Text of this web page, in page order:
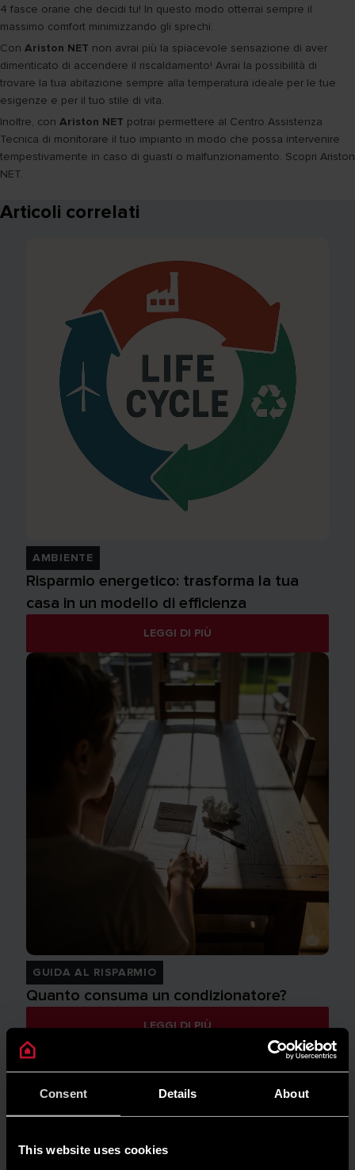
Consent Details About
This website uses cookies
4 fasce orarie che decidi tu! In questo modo otterrai sempre il
massimo comfort minimizzando gli sprechi.
Con Ariston NET non avrai più la spiacevole sensazione di aver
dimenticato di accendere il riscaldamento! Avrai la possibilità di
trovare la tua abitazione sempre alla temperatura ideale per le tue
esigenze e per il tuo stile di vita.
Inoltre, con Ariston NET potrai permettere al Centro Assistenza
Tecnica di monitorare il tuo impianto in modo che possa intervenire
tempestivamente in caso di guasti o malfunzionamento. Scopri Ariston
NET.
Articoli correlati
AMBIENTE
Risparmio energetico: trasforma la tua
casa in un modello di efficienza
LEGGI DI PIÙ
GUIDA AL RISPARMIO
Quanto consuma un condizionatore?
LEGGI DI PIÙ